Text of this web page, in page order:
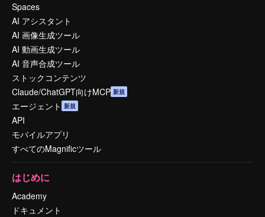
Spaces
AI アシスタント
AI 画像生成ツール
AI 動画生成ツール
AI 音声合成ツール
ストックコンテンツ
Claude/ChatGPT向けMCP 新規
エージェント 新規
API
モバイルアプリ
すべてのMagnificツール
はじめに
Academy
ドキュメント